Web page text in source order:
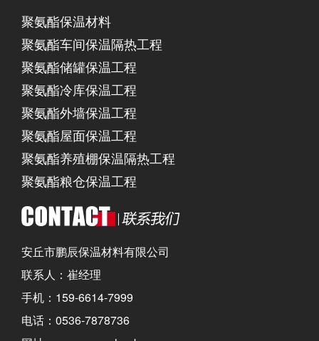
聚氨酯保温材料
聚氨酯车间保温隔热工程
聚氨酯储罐保温工程
聚氨酯冷库保温工程
聚氨酯外墙保温工程
聚氨酯屋面保温工程
聚氨酯养殖棚保温隔热工程
聚氨酯粮仓保温工程
安丘市鹏辰保温材料有限公司
联系人：崔经理
手机：159-6614-7999
电话：0536-7878736